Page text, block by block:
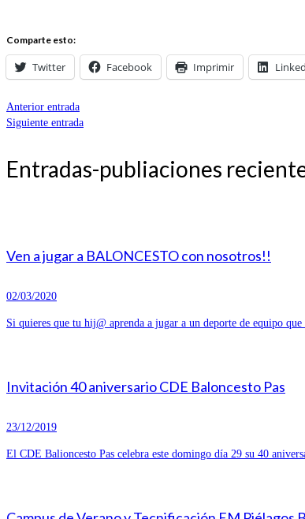
Comparte esto:
Twitter Facebook Imprimir
Anterior entrada
Siguiente entrada
Entradas-publiaciones
Ven a jugar a BALONCESTO con nosotros!!
02/03/2020
Si quieres que tu hij@ aprenda a jugar a un deporte de equipo que
Invitación 40 aniversario CDE Baloncesto Pas
23/12/2019
El CDE Balioncesto Pas celebra este domingo día 29 su 40